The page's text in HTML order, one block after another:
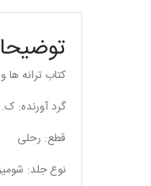
کتاب ترانه ها
گرد آورنده: ک.
قطع: رحلی
نوع جلد: